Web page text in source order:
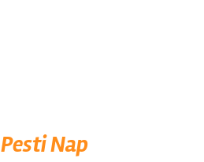
Pesti Nap